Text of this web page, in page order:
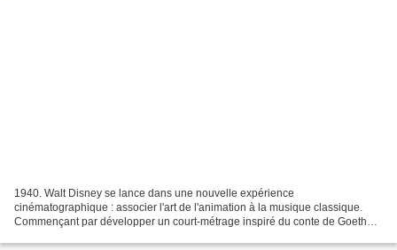
1940. Walt Disney se lance dans une nouvelle expérience
cinématographique : associer l'art de l'animation à la musique classique.
Commençant par développer un court-métrage inspiré du conte de Goethe